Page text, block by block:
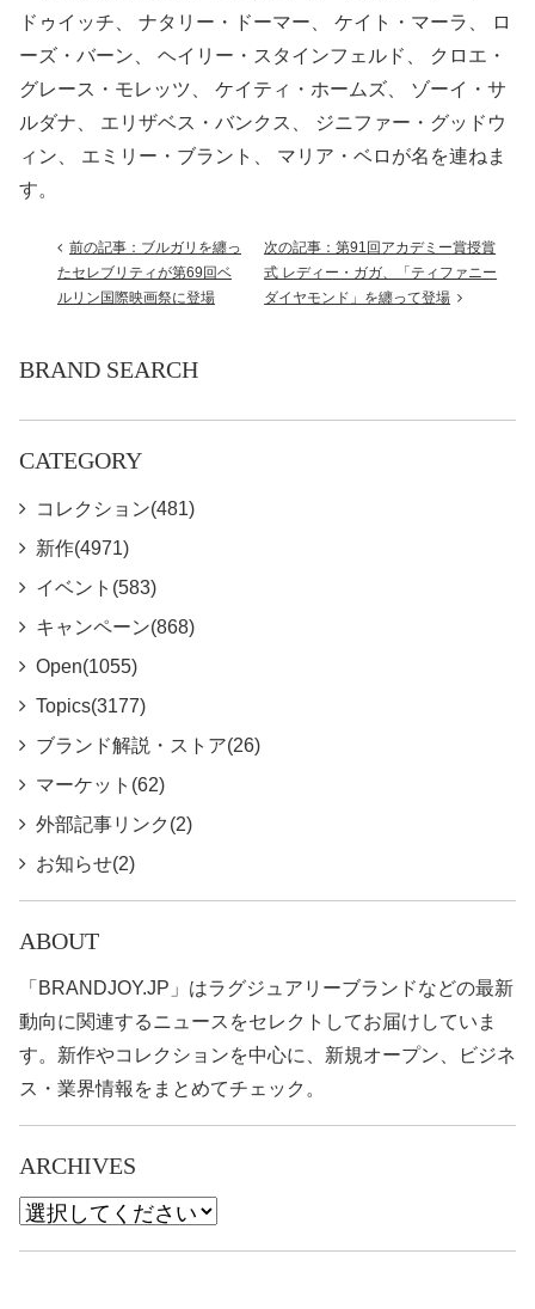
ドゥイッチ、 ナタリー・ドーマー、 ケイト・マーラ、 ロ
ーズ・バーン、 ヘイリー・スタインフェルド、 クロエ・
グレース・モレッツ、 ケイティ・ホームズ、 ゾーイ・サ
ルダナ、 エリザベス・バンクス、 ジニファー・グッドウ
ィン、 エミリー・ブラント、 マリア・ベロが名を連ねま
す。
前の記事：ブルガリを纏っ
たセレブリティが第69回ベ
ルリン国際映画祭に登場
次の記事：第91回アカデミー賞授賞
式 レディー・ガガ、「ティファニー
ダイヤモンド」を纏って登場
BRAND SEARCH
CATEGORY
コレクション(481)
新作(4971)
イベント(583)
キャンペーン(868)
Open(1055)
Topics(3177)
ブランド解説・ストア(26)
マーケット(62)
外部記事リンク(2)
お知らせ(2)
ABOUT
「BRANDJOY.JP」はラグジュアリーブランドなどの最新
動向に関連するニュースをセレクトしてお届けしていま
す。新作やコレクションを中心に、新規オープン、ビジネ
ス・業界情報をまとめてチェック。
ARCHIVES